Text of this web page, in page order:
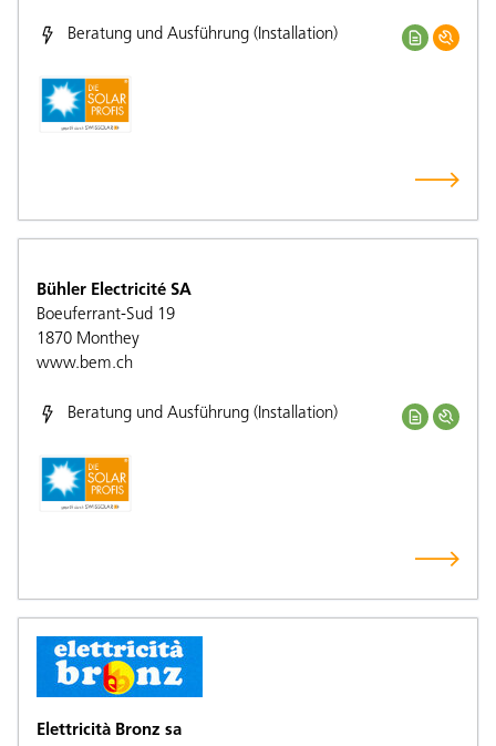
Beratung und Ausführung (Installation)
Bühler Electricité SA
Boeuferrant-Sud 19
1870 Monthey
www.bem.ch
Beratung und Ausführung (Installation)
Elettricità Bronz sa